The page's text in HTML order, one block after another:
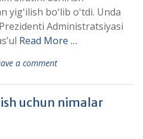
yigʻilish boʻlib oʻtdi. Unda
Administratsiyasi
Read More …
a comment
uchun nimalar